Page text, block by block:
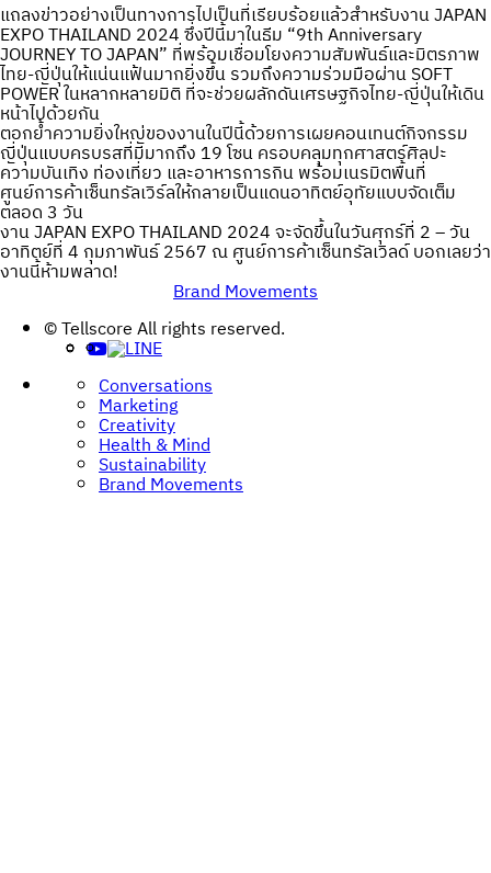
แถลงข่าวอย่างเป็นทางการไปเป็นที่เรียบร้อยแล้วสำหรับงาน JAPAN
EXPO THAILAND 2024 ซึ่งปีนี้มาในธีม “9th Anniversary
JOURNEY TO JAPAN” ที่พร้อมเชื่อมโยงความสัมพันธ์และมิตรภาพ
ไทย-ญี่ปุ่นให้แน่นแฟ้นมากยิ่งขึ้น รวมถึงความร่วมมือผ่าน SOFT
POWER ในหลากหลายมิติ ที่จะช่วยผลักดันเศรษฐกิจไทย-ญี่ปุ่นให้เดิน
หน้าไปด้วยกัน
ตอกย้ำความยิ่งใหญ่ของงานในปีนี้ด้วยการเผยคอนเทนต์กิจกรรม
ญี่ปุ่นแบบครบรสที่มีมากถึง 19 โซน ครอบคลุมทุกศาสตร์ศิลปะ
ความบันเทิง ท่องเที่ยว และอาหารการกิน พร้อมเนรมิตพื้นที่
ศูนย์การค้าเซ็นทรัลเวิร์ลให้กลายเป็นแดนอาทิตย์อุทัยแบบจัดเต็ม
ตลอด 3 วัน
งาน JAPAN EXPO THAILAND 2024 จะจัดขึ้นในวันศุกร์ที่ 2 – วัน
อาทิตย์ที่ 4 กุมภาพันธ์ 2567 ณ ศูนย์การค้าเซ็นทรัลเวิลด์ บอกเลยว่า
งานนี้ห้ามพลาด!
Brand Movements
Post
navigation
© Tellscore All rights reserved.
Conversations
Marketing
Creativity
Health & Mind
Sustainability
Brand Movements